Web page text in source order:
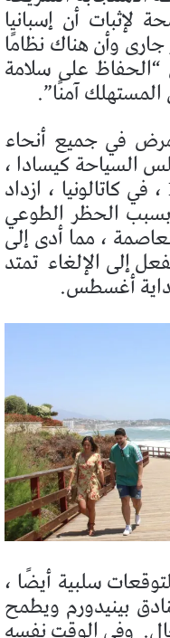
لإثبات أن إسبانيا
وأن هناك نظامًا
“الحفاظ على سلامة
آمنًا”.
في جميع أنحاء
السياحة كيسادا ،
في البيانات التي جمعتها Efe ، في كاتالونيا ، ازداد
الحظر الطوعي
، مما أدى إلى
إلى الإلغاء تمتد
أغسطس.
سلبية أيضًا ،
الفنادق بينيدورم ويطمح